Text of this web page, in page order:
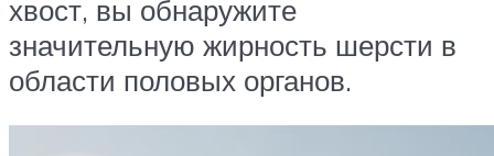
хвост, вы обнаружите
значительную жирность шерсти в
области половых органов.